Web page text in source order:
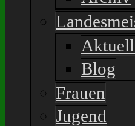
Blog
Frauen
Jugend